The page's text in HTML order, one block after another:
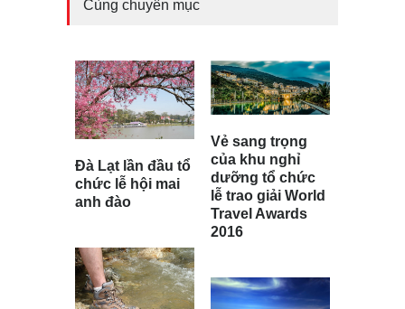
Cùng chuyên mục
Đà Lạt lần đầu tổ
chức lễ hội mai
anh đào
Vẻ sang trọng
của khu nghỉ
dưỡng tổ chức
lễ trao giải World
Travel Awards
2016